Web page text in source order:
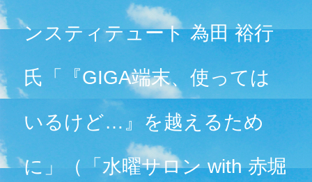
ンスティテュート 為田 裕行
氏「『GIGA端末、使っては
いるけど…』を越えるため
に」（「水曜サロン with 赤堀